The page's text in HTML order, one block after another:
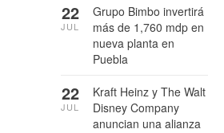
Grupo Bimbo invertirá
más de 1,760 mdp en
nueva planta en
Puebla
22
JUL
Kraft Heinz y The Walt
Disney Company
anuncian una alianza
22
JUL